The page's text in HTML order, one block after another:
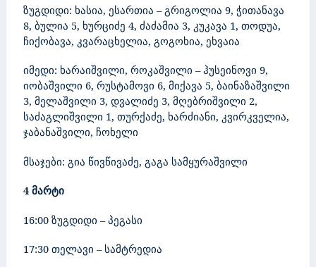
ზუგდიდი: ხასია, ესართია – გრიგოლია 9, ჭითანავა
8, ბულია 5, ხურციძე 4, ძაძამია 3, კუკავა 1, თოდუა,
ჩიქობავა, კვარაცხელია, გოგოხია, ეხვაია
იმედი: ხარაიშვილი, როკაშვილი – ჰუსეინოვი 9,
იობაშვილი 6, რუსტამოვი 6, მიქავა 5, ბაინაზაშვილი
3, მელაშვილი 3, დვალიძე 3, მღებრიშვილი 2,
საძაგლიშვილი 1, თურქაძე, ხარძიანი, კვირკველია,
ჯაბანაშვილი, ჩოხელი
მსაჯები: გია წივწივაძე, გაგა სამყურაშვილი
4 მარტი
16:00 ზუგდიდი – პეგასი
17:30 თელავი – სამტრედია